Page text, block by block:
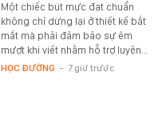
Một chiếc bút mực đạt chuẩn
không chỉ dừng lại ở thiết kế bắt
mắt mà phải đảm bảo sự êm
mượt khi viết nhằm hỗ trợ luyện…
HỌC ĐƯỜNG - 7 giờ trước